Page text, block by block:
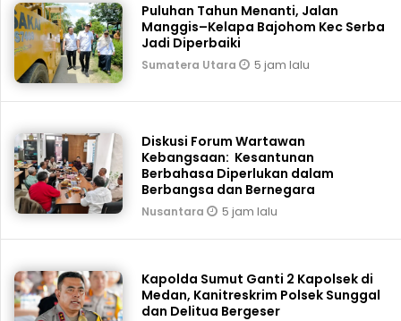
Puluhan Tahun Menanti, Jalan
Manggis–Kelapa Bajohom Kec Serba
Jadi Diperbaiki
Sumatera Utara 5 jam lalu
Diskusi Forum Wartawan
Kebangsaan: Kesantunan
Berbahasa Diperlukan dalam
Berbangsa dan Bernegara
Nusantara 5 jam lalu
Kapolda Sumut Ganti 2 Kapolsek di
Medan, Kanitreskrim Polsek Sunggal
dan Delitua Bergeser